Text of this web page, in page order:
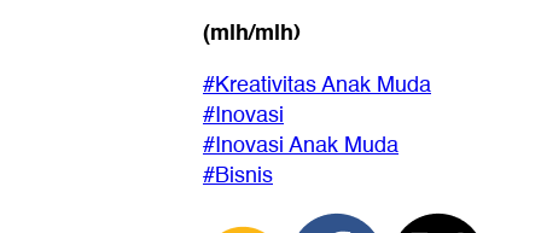
(mlh/mlh)
#Kreativitas Anak Muda
#Inovasi
#Inovasi Anak Muda
#Bisnis